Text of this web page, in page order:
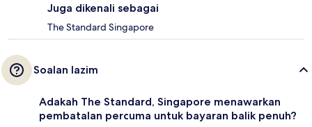
Juga dikenali sebagai
The Standard Singapore
Soalan lazim
Adakah The Standard, Singapore menawarkan
pembatalan percuma untuk bayaran balik penuh?